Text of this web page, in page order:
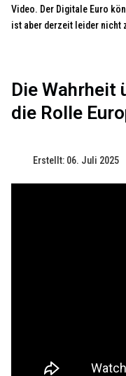
Video. Der Digitale Euro
ist aber derzeit leider nicht
Die Wahrheit
die Rolle
Erstellt: 06. Juli 2025